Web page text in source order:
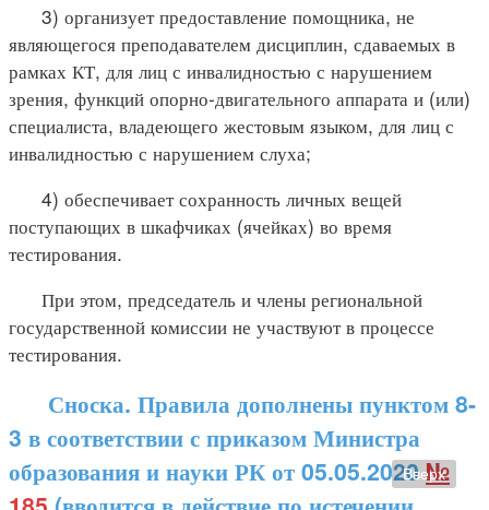
3) организует предоставление помощника, не
являющегося преподавателем дисциплин, сдаваемых в
рамках КТ, для лиц с инвалидностью с нарушением
зрения, функций опорно-двигательного аппарата и (или)
специалиста, владеющего жестовым языком, для лиц с
инвалидностью с нарушением слуха;
4) обеспечивает сохранность личных вещей
поступающих в шкафчиках (ячейках) во время
тестирования.
При этом, председатель и члены региональной
государственной комиссии не участвуют в процессе
тестирования.
Сноска. Правила дополнены пунктом 8-
3 в соответствии с приказом Министра
образования и науки РК от 05.05.2020№
Вверх